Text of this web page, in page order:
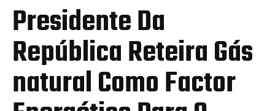
Presidente Da
República Reteira Gás
natural Como Factor